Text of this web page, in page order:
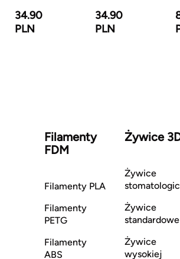
34.90
PLN
34.90
PLN
Filamenty
FDM
Filamenty PLA
Filamenty
PETG
Filamenty
ABS
Żywice
Żywice
Żywice
standardowe
Żywice
wysokiej